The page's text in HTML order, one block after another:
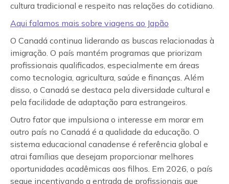
cultura tradicional e respeito nas relações do cotidiano.
Aqui falamos mais sobre viagens ao Japão
O Canadá continua liderando as buscas relacionadas à
imigração. O país mantém programas que priorizam
profissionais qualificados, especialmente em áreas
como tecnologia, agricultura, saúde e finanças. Além
disso, o Canadá se destaca pela diversidade cultural e
pela facilidade de adaptação para estrangeiros.
Outro fator que impulsiona o interesse em morar em
outro país no Canadá é a qualidade da educação. O
sistema educacional canadense é referência global e
atrai famílias que desejam proporcionar melhores
oportunidades acadêmicas aos filhos. Em 2026, o país
segue incentivando a entrada de profissionais que